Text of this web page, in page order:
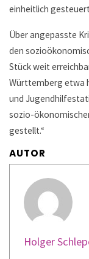
einheitlich
Über angepasste
den
Stück weit
Württemberg etwa
und
sozio-
gestellt.“
AUTOR
Holger